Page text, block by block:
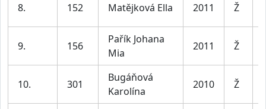
8. 152 Matějková Ella 2011 Ž
9. 156
Pařík Johana
Mia
2011 Ž
10. 301
Bugáňová
Karolína
2010 Ž